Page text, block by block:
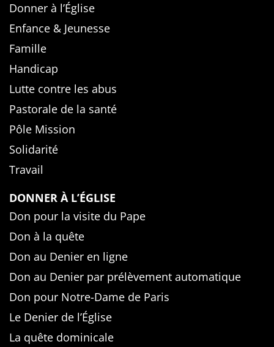
Donner à l’Église
Enfance & Jeunesse
Famille
Handicap
Lutte contre les abus
Pastorale de la santé
Pôle Mission
Solidarité
Travail
DONNER À L’ÉGLISE
Don pour la visite du Pape
Don à la quête
Don au Denier en ligne
Don au Denier par prélèvement automatique
Don pour Notre-Dame de Paris
Le Denier de l’Église
La quête dominicale